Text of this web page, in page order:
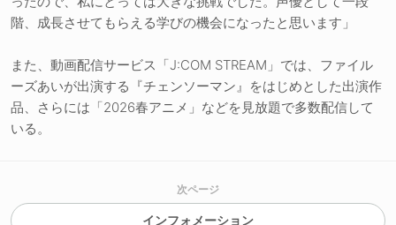
階、成長させてもらえる学びの機会になったと思います」
また、動画配信サービス「J:COM STREAM」では、ファイル
ーズあいが出演する『チェンソーマン』をはじめとした出演作
品、さらには「2026春アニメ」などを見放題で多数配信して
いる。
次ページ
インフォメーション